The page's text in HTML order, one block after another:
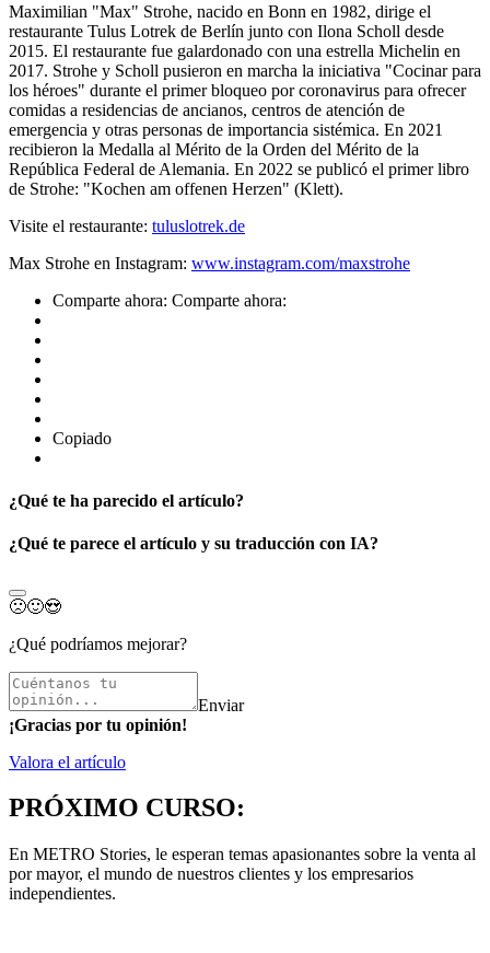
Maximilian "Max" Strohe, nacido en Bonn en 1982, dirige el
restaurante Tulus Lotrek de Berlín junto con Ilona Scholl desde
2015. El restaurante fue galardonado con una estrella Michelin en
2017. Strohe y Scholl pusieron en marcha la iniciativa "Cocinar para
los héroes" durante el primer bloqueo por coronavirus para ofrecer
comidas a residencias de ancianos, centros de atención de
emergencia y otras personas de importancia sistémica. En 2021
recibieron la Medalla al Mérito de la Orden del Mérito de la
República Federal de Alemania. En 2022 se publicó el primer libro
de Strohe: "Kochen am offenen Herzen" (Klett).
Visite el restaurante: tuluslotrek.de
Max Strohe en Instagram: www.instagram.com/maxstrohe
Comparte ahora: Comparte ahora:
Copiado
¿Qué te ha parecido el artículo?
¿Qué te parece el artículo y su traducción con IA?
🙁🙂😍
¿Qué podríamos mejorar?
Enviar
¡Gracias por tu opinión!
Valora el artículo
PRÓXIMO CURSO:
En METRO Stories, le esperan temas apasionantes sobre la venta al
por mayor, el mundo de nuestros clientes y los empresarios
independientes.